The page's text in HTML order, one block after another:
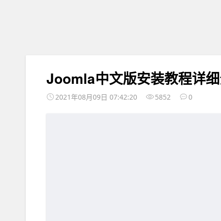
Joomla中文版安装教程详
2021年08月09日 07:42:20 5852 0